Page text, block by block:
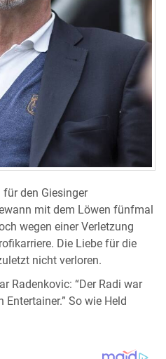
den Giesinger
mit dem Löwen fünfmal
wegen einer Verletzung
Die Liebe für die
nicht verloren.
Radenkovic: “Der Radi war
Entertainer.” So wie Held